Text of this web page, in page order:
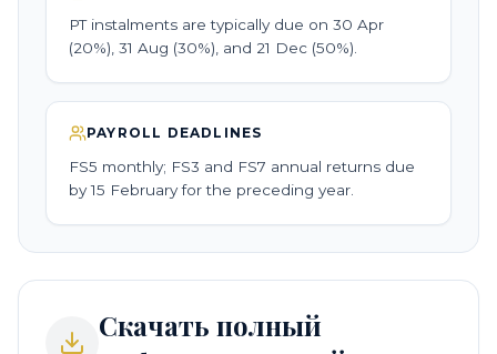
PT instalments are typically due on 30 Apr
(20%), 31 Aug (30%), and 21 Dec (50%).
PAYROLL DEADLINES
FS5 monthly; FS3 and FS7 annual returns due
by 15 February for the preceding year.
Скачать полный